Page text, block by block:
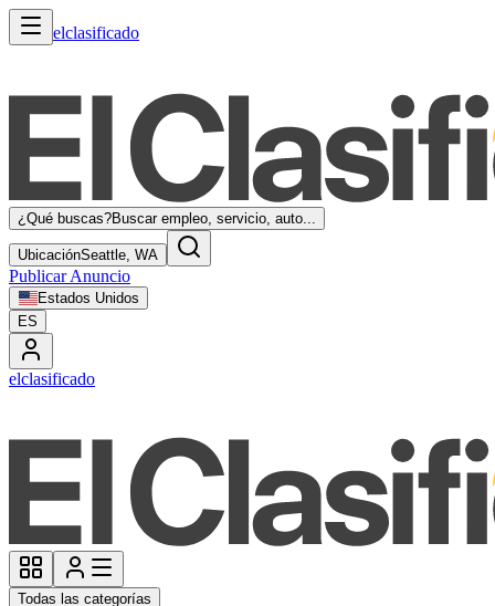
elclasificado
¿Qué buscas?Buscar empleo, servicio, auto...
UbicaciónSeattle, WA
Publicar Anuncio
Estados Unidos
ES
elclasificado
Todas las categorías